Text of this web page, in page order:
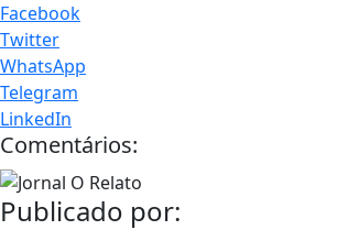
Facebook
Twitter
WhatsApp
Telegram
LinkedIn
Comentários:
Publicado por: